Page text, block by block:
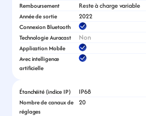
Remboursement Reste à charge variable
Année de sortie 2022
Connexion Bluetooth
Technologie Auracast
Non
Application Mobile
Avec intelligence
artificielle
Étanchéité (indice IP) IP68
Nombre de canaux de
réglages
20